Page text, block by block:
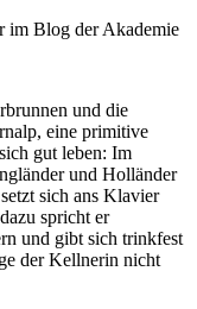
und die
eine primitive
gut leben: Im
und Holländer
sich ans Klavier
spricht er
und gibt sich trinkfest
der Kellnerin nicht